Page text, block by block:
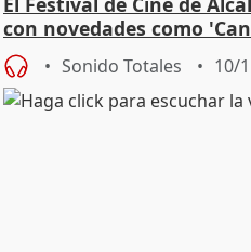
con novedades como
Sonido Totales 10/